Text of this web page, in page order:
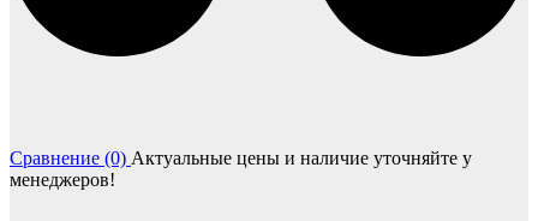
Сравнение (0) Актуальные цены и наличие уточняйте у
менеджеров!